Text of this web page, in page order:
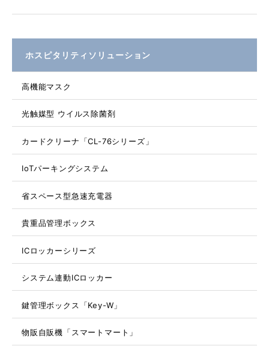
ホスピタリティソリューション
高機能マスク
光触媒型 ウイルス除菌剤
カードクリーナ「CL-76シリーズ」
IoTパーキングシステム
省スペース型急速充電器
貴重品管理ボックス
ICロッカーシリーズ
システム連動ICロッカー
鍵管理ボックス「Key-W」
物販自販機「スマートマート」